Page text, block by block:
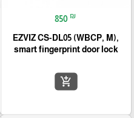
850 ₪
EZVIZ CS-DL05 (WBCP, M),
smart fingerprint door lock
add_shopping_cart